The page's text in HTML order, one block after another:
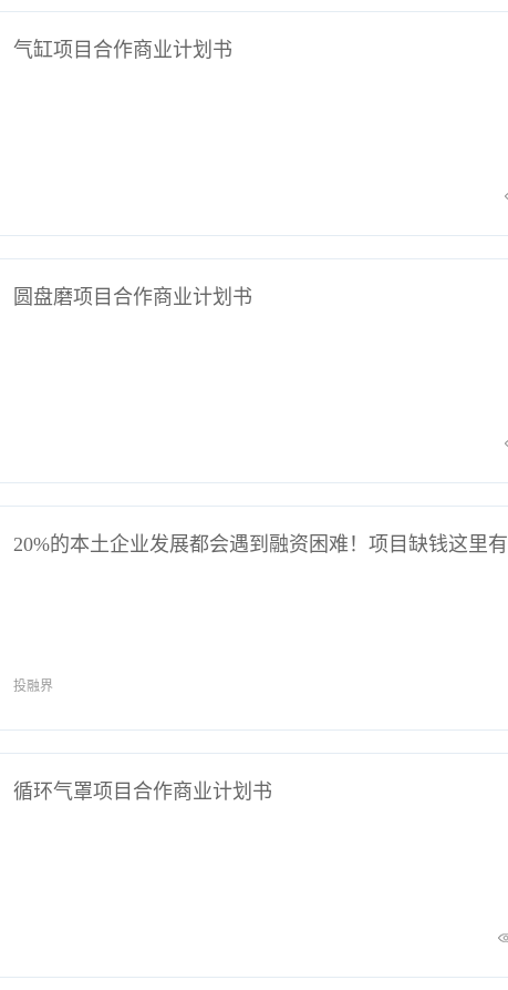
气缸项目合作商业计划书
圆盘磨项目合作商业计划书
20%的本土企业发展都会遇到融资困难！项目缺钱这里有
投融界
循环气罩项目合作商业计划书